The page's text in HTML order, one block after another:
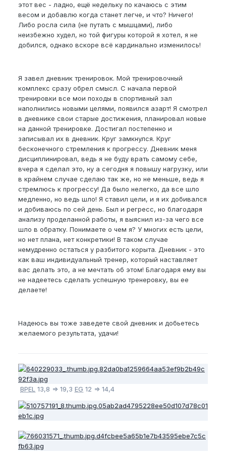
этот вес - ладно, ещё недельку по качаюсь с этим
весом и добавлю когда станет легче, и что? Ничего!
Либо росла сила (не путать с мышцами), либо
неизбежно худел, но той фигуры которой я хотел, я не
добился, однако вскоре всё кардинально изменилось!
Я завел дневник тренировок. Мой тренировочный
комплекс сразу обрел смысл. С начала первой
тренировки все мои походы в спортивный зал
наполнились новыми целями, появился азарт! Я смотрел
в дневнике свои старые достижения, планировал новые
на данной тренировке. Достигал постепенно и
записывал их в дневник. Круг замкнулся. Круг
бесконечного стремления к прогрессу. Дневник меня
дисциплинировал, ведь я не буду врать самому себе,
вчера я сделал это, ну а сегодня я повышу нагрузку, или
в крайнем случае сделаю так же, но не меньше, ведь я
стремлюсь к прогрессу! Да было нелегко, да все шло
медленно, но ведь шло! Я ставил цели, и я их добивался
и добиваюсь по сей день. Был и регресс, но благодаря
анализу проделанной работы, я выяснил из-за чего все
шло в обратку. Понимаете о чем я? У многих есть цели,
но нет плана, нет конкретики! В таком случае
немудренно остаться у разбитого корыта. Дневник - это
как ваш индивидуальный тренер, который наставляет
вас делать это, а не мечтать об этом! Благодаря ему вы
не надеетесь сделать успешную тренеровку, вы ее
делаете!
Надеюсь вы тоже заведете свой дневник и добьетесь
желаемого результата, удачи!
BPEL 13,8 => 19,3 EG 12 => 14,4